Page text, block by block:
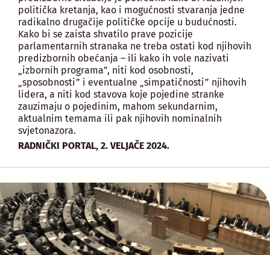
politička kretanja, kao i mogućnosti stvaranja jedne
radikalno drugačije političke opcije u budućnosti.
Kako bi se zaista shvatilo prave pozicije
parlamentarnih stranaka ne treba ostati kod njihovih
predizbornih obećanja – ili kako ih vole nazivati
„izbornih programa”, niti kod osobnosti,
„sposobnosti” i eventualne „simpatičnosti” njihovih
lidera, a niti kod stavova koje pojedine stranke
zauzimaju o pojedinim, mahom sekundarnim,
aktualnim temama ili pak njihovih nominalnih
svjetonazora.
RADNIČKI PORTAL, 2. VELJAČE 2024.